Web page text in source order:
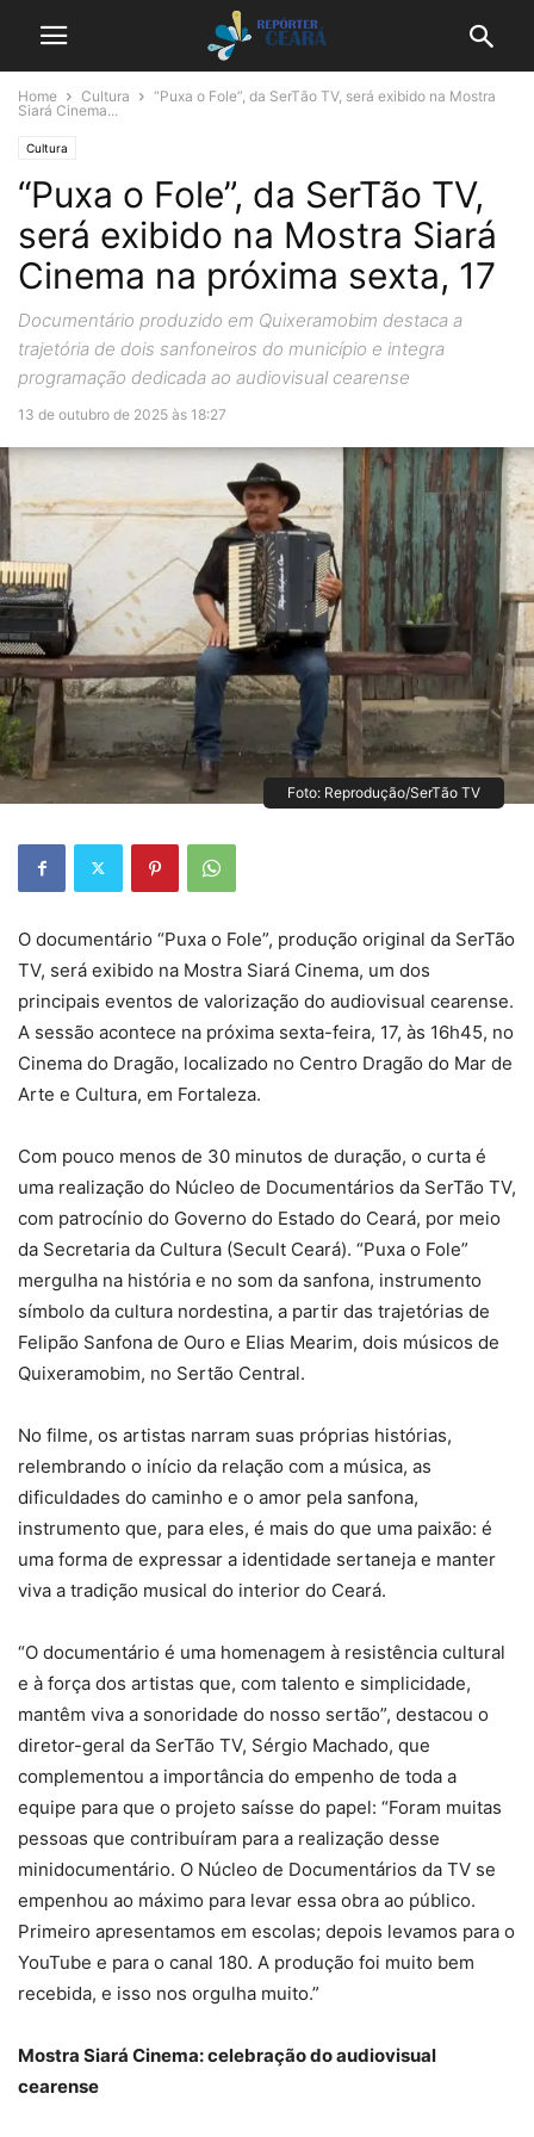
Home Cultura
“Puxa o Fole”, da SerTão TV, será exibido na Mostra
Siará Cinema...
Cultura
“Puxa o Fole”, da SerTão TV,
será exibido na Mostra Siará
Cinema na próxima sexta, 17
Documentário produzido em Quixeramobim destaca a
trajetória de dois sanfoneiros do município e integra
programação dedicada ao audiovisual cearense
13 de outubro de 2025 às 18:27
Foto: Reprodução/SerTão TV
O documentário “Puxa o Fole”, produção original da SerTão
TV, será exibido na Mostra Siará Cinema, um dos
principais eventos de valorização do audiovisual cearense.
A sessão acontece na próxima sexta-feira, 17, às 16h45, no
Cinema do Dragão, localizado no Centro Dragão do Mar de
Arte e Cultura, em Fortaleza.
Com pouco menos de 30 minutos de duração, o curta é
uma realização do Núcleo de Documentários da SerTão TV,
com patrocínio do Governo do Estado do Ceará, por meio
da Secretaria da Cultura (Secult Ceará). “Puxa o Fole”
mergulha na história e no som da sanfona, instrumento
símbolo da cultura nordestina, a partir das trajetórias de
Felipão Sanfona de Ouro e Elias Mearim, dois músicos de
Quixeramobim, no Sertão Central.
No filme, os artistas narram suas próprias histórias,
relembrando o início da relação com a música, as
dificuldades do caminho e o amor pela sanfona,
instrumento que, para eles, é mais do que uma paixão: é
uma forma de expressar a identidade sertaneja e manter
viva a tradição musical do interior do Ceará.
“O documentário é uma homenagem à resistência cultural
e à força dos artistas que, com talento e simplicidade,
mantêm viva a sonoridade do nosso sertão”, destacou o
diretor-geral da SerTão TV, Sérgio Machado, que
complementou a importância do empenho de toda a
equipe para que o projeto saísse do papel: “Foram muitas
pessoas que contribuíram para a realização desse
minidocumentário. O Núcleo de Documentários da TV se
empenhou ao máximo para levar essa obra ao público.
Primeiro apresentamos em escolas; depois levamos para o
YouTube e para o canal 180. A produção foi muito bem
recebida, e isso nos orgulha muito.”
Mostra Siará Cinema: celebração do audiovisual
cearense